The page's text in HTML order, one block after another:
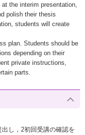
the interim presentation,
polish their thesis
students will create
plan. Students should be
depending on their
private instructions,
parts.
し，2初回受講の確認を